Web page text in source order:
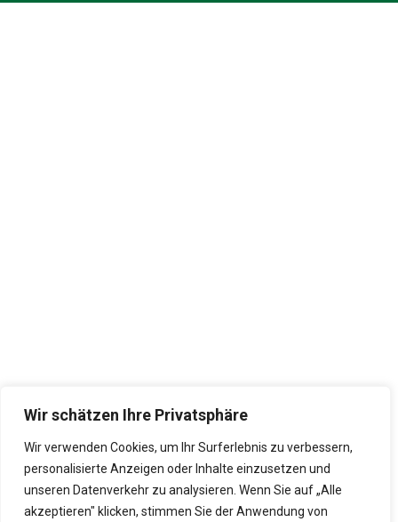
Wir schätzen Ihre Privatsphäre
Wir verwenden Cookies, um Ihr Surferlebnis zu verbessern,
personalisierte Anzeigen oder Inhalte einzusetzen und
unseren Datenverkehr zu analysieren. Wenn Sie auf „Alle
akzeptieren" klicken, stimmen Sie der Anwendung von